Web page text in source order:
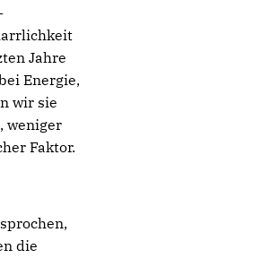
Jahre
Energie,
wir sie
weniger
Faktor.
die